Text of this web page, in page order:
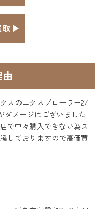
スのエクスプローラー2/
ダメージはございました
で中々購入できない為ス
しておりますので高価買